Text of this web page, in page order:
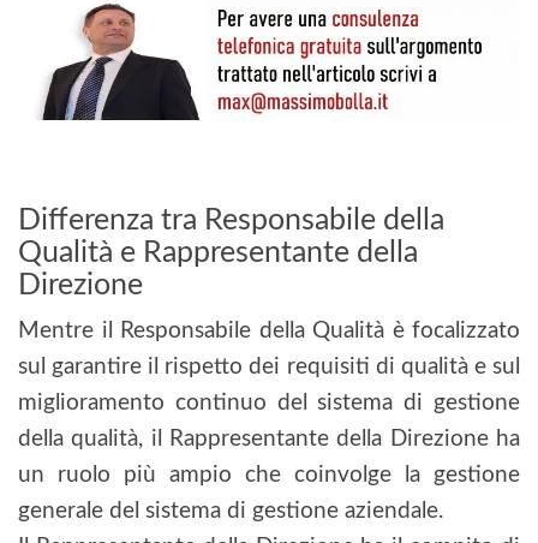
Differenza tra Responsabile della
Qualità e Rappresentante della
Direzione
Mentre il Responsabile della Qualità è focalizzato
sul garantire il rispetto dei requisiti di qualità e sul
miglioramento continuo del sistema di gestione
della qualità, il Rappresentante della Direzione ha
un ruolo più ampio che coinvolge la gestione
generale del sistema di gestione aziendale.